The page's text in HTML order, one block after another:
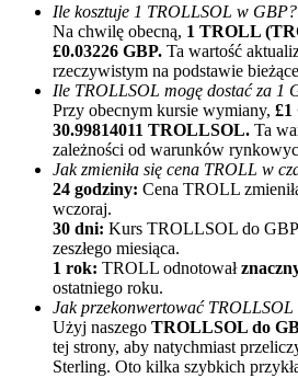
Polecaj
Zaproś przyjaciela, aby otrzymać
BTC Welcome Rewards
Ile kosztuje 1 TROLLSOL w GBP?
Na chwilę obecną, 1 TROLL
£0.03226 GBP. Ta wartość
rzeczywistym na podstawie
Ile TROLLSOL mogę dostać za 1
Przy obecnym kursie wymiany, £1
30.99814011 TROLLSOL. Ta
zależności od warunków
Jak zmieniła się cena TROLL w
24 godziny: Cena TROLL
wczoraj.
30 dni: Kurs TROLLSOL do GBP
zeszłego miesiąca.
1 rok: TROLL odnotował
ostatniego roku.
Jak przekonwertować
Użyj naszego TROLLSOL do
tej strony, aby natychmiast
Sterling. Oto kilka szybkich